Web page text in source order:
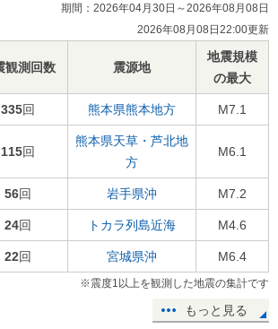
期間：2026年04月30日～2026年08月08日
2026年08月08日22:00更新
観測回数 震源地
地震規模
の最大
335回 熊本県熊本地方 M7.1
115回
熊本県天草・芦北地
方
M6.1
56回 岩手県沖 M7.2
24回 トカラ列島近海 M4.6
22回 宮城県沖 M6.4
※震度1以上を観測した地震の集計です
もっと見る